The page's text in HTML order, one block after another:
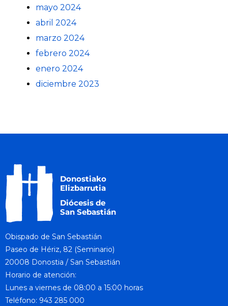
mayo 2024
abril 2024
marzo 2024
febrero 2024
enero 2024
diciembre 2023
Obispado de San Sebastián
Paseo de Hériz, 82 (Seminario)
20008 Donostia / San Sebastián
Horario de atención:
Lunes a viernes de 08:00 a 15:00 horas
Teléfono: 943 285 000